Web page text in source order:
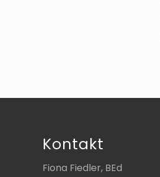
Kontakt
Fiona Fiedler, BEd